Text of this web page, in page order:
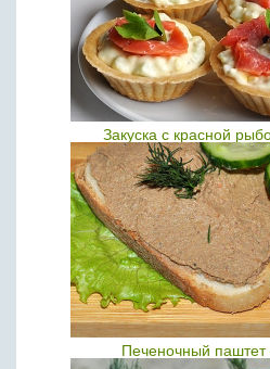
Закуска с красной
Печеночный паштет